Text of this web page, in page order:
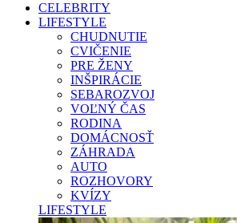
CELEBRITY
LIFESTYLE
CHUDNUTIE
CVIČENIE
PRE ŽENY
INŠPIRÁCIE
SEBAROZVOJ
VOĽNÝ ČAS
RODINA
DOMÁCNOSŤ
ZÁHRADA
AUTO
ROZHOVORY
KVÍZY
LIFESTYLE